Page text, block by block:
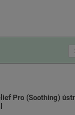
Pro (Soothing)